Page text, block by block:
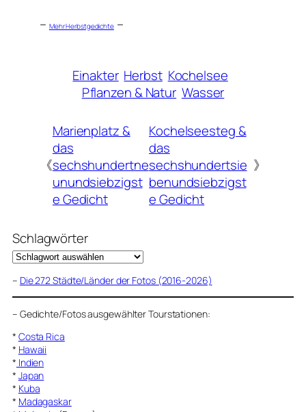
– Mehr Herbstgedichte–
Einakter Herbst Kochelsee
Pflanzen & Natur Wasser
《
Marienplatz &
das
sechshundertne
unundsiebzigst
e Gedicht
Kochelseesteg &
das
sechshundertsie
benundsiebzigst
e Gedicht
》
Schlagwörter
– Die 272 Städte/Länder der Fotos (2016-2026)
– Gedichte/Fotos ausgewählter Tourstationen:
* Costa Rica
* Hawaii
* Indien
* Japan
* Kuba
* Madagaskar